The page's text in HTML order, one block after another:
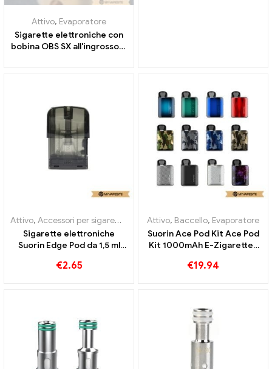
Attivo, Evaporatore
Sigarette elettroniche con
bobina OBS SX all'ingrosso丨
Attivo, Accessori per sigarette elettroniche ,Evaporatore
Sigarette elettroniche
Suorin Edge Pod da 1,5 ml
€2.65
Attivo, Baccello, Evaporatore
Suorin Ace Pod Kit Ace Pod
Kit 1000mAh E-Zigaretten
Custom
€19.94